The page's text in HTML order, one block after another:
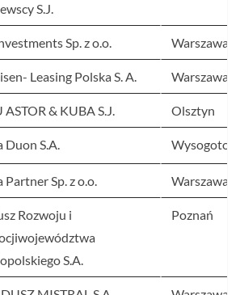
S.J.
Sp. z o.o. Warszawa
Leasing Polska S. A. Warszawa
ASTOR & KUBA S.J. Olsztyn
Duon S.A.
Partner Sp. z o.o. Warszawa
Rozwoju i
S.A.
Poznań